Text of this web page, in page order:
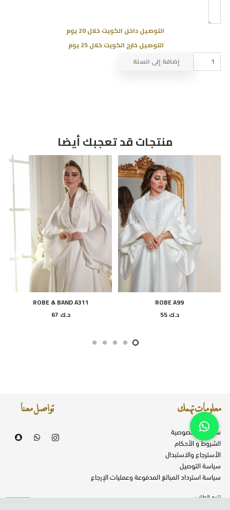
التوصيل داخل الكويت خلال 20 يوم
التوصيل خارج الكويت خلال 25 يوم
كمية
ROBE
إضافة إلى السلة
منتجات قد تعجبك أيضا
ROBE A99
د.ك55
ROBE & BAND A311
د.ك
معلومات تهمك
سياسية الخصوصية
الشروط و الأحكام
الأسترجاع والاستبدال
سياسة التوصيل
سياسة استرداد المبالغ المدفوعة وعمليات الإرجاع
تواصل معنا
تتبع الطلب